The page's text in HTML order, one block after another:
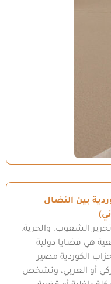
بين النضال
الشعوب، والحرية،
هي قضايا دولية
الكوردية مصير
أو العربي، وتشخص